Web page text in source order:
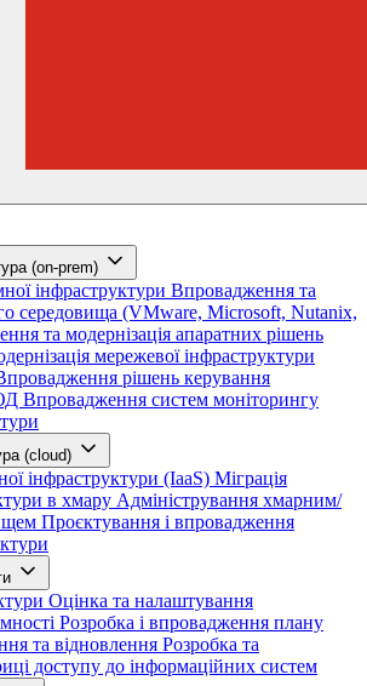
(on-prem)
інфраструктури Впровадження та
середовища (VMware, Microsoft, Nutanix,
та модернізація апаратних рішень
мережевої інфраструктури
рішень керування
Впровадження систем моніторингу
(cloud)
інфраструктури (IaaS) Міграція
в хмару Адміністрування хмарним/
Проєктування і впровадження
Оцінка та налаштування
Розробка і впровадження плану
та відновлення Розробка та
доступу до інформаційних систем